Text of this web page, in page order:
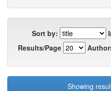
Sort by:
Results/Page
Showing